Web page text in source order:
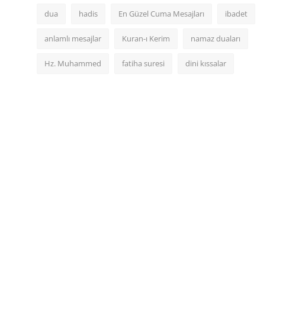
dua hadis En Güzel Cuma Mesajları ibadet
anlamlı mesajlar Kuran-ı Kerim namaz duaları
Hz. Muhammed fatiha suresi dini kıssalar